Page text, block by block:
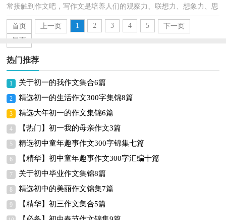
常接触到作文吧，写作文是培养人们的观察力、联想力、想象力、思
考力和记忆力的重要手段。怎么写作文才能避免踩...
首页 上一页 1 2 3 4 5
下一页
尾页
热门推荐
1 关于初一的我作文集合6篇
2 精选初一的生活作文300字集锦8篇
3 精选大年初一的作文集锦6篇
4 【热门】初一我的母亲作文3篇
5 精选初中童年趣事作文300字锦集七篇
6 【精华】初中童年趣事作文300字汇编十篇
7 关于初中毕业作文集锦8篇
8 精选初中的美丽作文锦集7篇
9 【精华】初三作文集合5篇